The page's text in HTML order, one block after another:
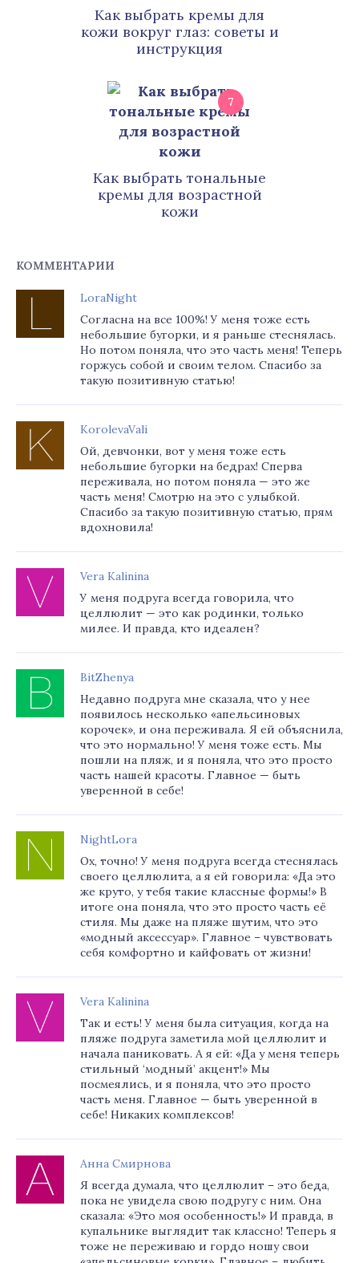
Как выбрать кремы для
кожи вокруг глаз: советы и
инструкция
7
Как выбрать тональные
кремы для возрастной
кожи
КОММЕНТАРИИ
LoraNight
Согласна на все 100%! У меня тоже есть
небольшие бугорки, и я раньше стеснялась.
Но потом поняла, что это часть меня! Теперь
горжусь собой и своим телом. Спасибо за
такую позитивную статью!
KorolevaVali
Ой, девчонки, вот у меня тоже есть
небольшие бугорки на бедрах! Сперва
переживала, но потом поняла — это же
часть меня! Смотрю на это с улыбкой.
Спасибо за такую позитивную статью, прям
вдохновила!
Vera Kalinina
У меня подруга всегда говорила, что
целлюлит — это как родинки, только
милее. И правда, кто идеален?
BitZhenya
Недавно подруга мне сказала, что у нее
появилось несколько «апельсиновых
корочек», и она переживала. Я ей объяснила,
что это нормально! У меня тоже есть. Мы
пошли на пляж, и я поняла, что это просто
часть нашей красоты. Главное — быть
уверенной в себе!
NightLora
Ох, точно! У меня подруга всегда стеснялась
своего целлюлита, а я ей говорила: «Да это
же круто, у тебя такие классные формы!» В
итоге она поняла, что это просто часть её
стиля. Мы даже на пляже шутим, что это
«модный аксессуар». Главное – чувствовать
себя комфортно и кайфовать от жизни!
Vera Kalinina
Так и есть! У меня была ситуация, когда на
пляже подруга заметила мой целлюлит и
начала паниковать. А я ей: «Да у меня теперь
стильный ‘модный’ акцент!» Мы
посмеялись, и я поняла, что это просто
часть меня. Главное — быть уверенной в
себе! Никаких комплексов!
Анна Смирнова
Я всегда думала, что целлюлит – это беда,
пока не увидела свою подругу с ним. Она
сказала: «Это моя особенность!» И правда, в
купальнике выглядит так классно! Теперь я
тоже не переживаю и гордо ношу свои